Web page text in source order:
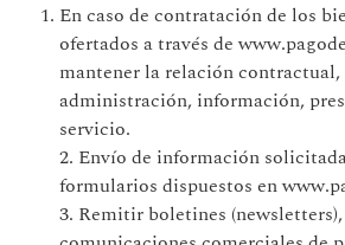
En caso de contratación de los
ofertados a través de
mantener la relación
administración, información,
servicio.
2. Envío de información
formularios dispuestos en
3. Remitir boletines